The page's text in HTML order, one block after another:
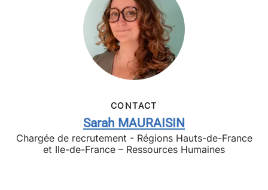
CONTACT
Sarah MAURAISIN
Chargée de recrutement - Régions Hauts-de-France
et Ile-de-France – Ressources Humaines